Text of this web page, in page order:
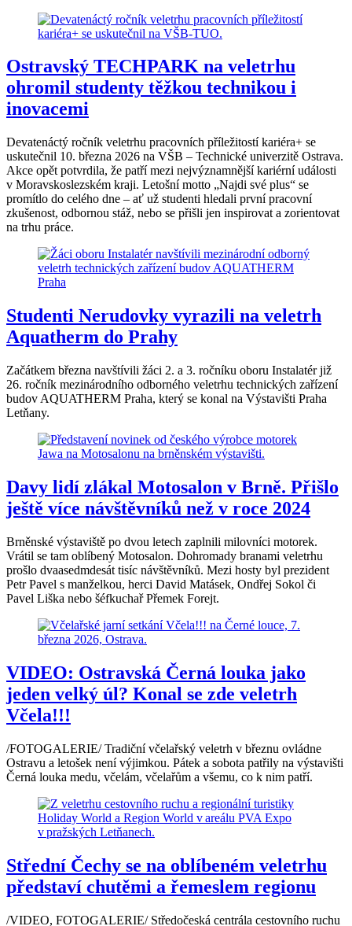
Ostravský TECHPARK na veletrhu
ohromil studenty těžkou technikou i
inovacemi
Devatenáctý ročník veletrhu pracovních příležitostí kariéra+ se
uskutečnil 10. března 2026 na VŠB – Technické univerzitě Ostrava.
Akce opět potvrdila, že patří mezi nejvýznamnější kariérní události
v Moravskoslezském kraji. Letošní motto „Najdi své plus“ se
promítlo do celého dne – ať už studenti hledali první pracovní
zkušenost, odbornou stáž, nebo se přišli jen inspirovat a zorientovat
na trhu práce.
Studenti Nerudovky vyrazili na veletrh
Aquatherm do Prahy
Začátkem března navštívili žáci 2. a 3. ročníku oboru Instalatér již
26. ročník mezinárodního odborného veletrhu technických zařízení
budov AQUATHERM Praha, který se konal na Výstavišti Praha
Letňany.
Davy lidí zlákal Motosalon v Brně. Přišlo
ještě více návštěvníků než v roce 2024
Brněnské výstaviště po dvou letech zaplnili milovníci motorek.
Vrátil se tam oblíbený Motosalon. Dohromady branami veletrhu
prošlo dvaasedmdesát tisíc návštěvníků. Mezi hosty byl prezident
Petr Pavel s manželkou, herci David Matásek, Ondřej Sokol či
Pavel Liška nebo šéfkuchař Přemek Forejt.
VIDEO: Ostravská Černá louka jako
jeden velký úl? Konal se zde veletrh
Včela!!!
/FOTOGALERIE/ Tradiční včelařský veletrh v březnu ovládne
Ostravu a letošek není výjimkou. Pátek a sobota patřily na výstavišti
Černá louka medu, včelám, včelařům a všemu, co k nim patří.
Střední Čechy se na oblíbeném veletrhu
představí chutěmi a řemeslem regionu
/VIDEO, FOTOGALERIE/ Středočeská centrála cestovního ruchu